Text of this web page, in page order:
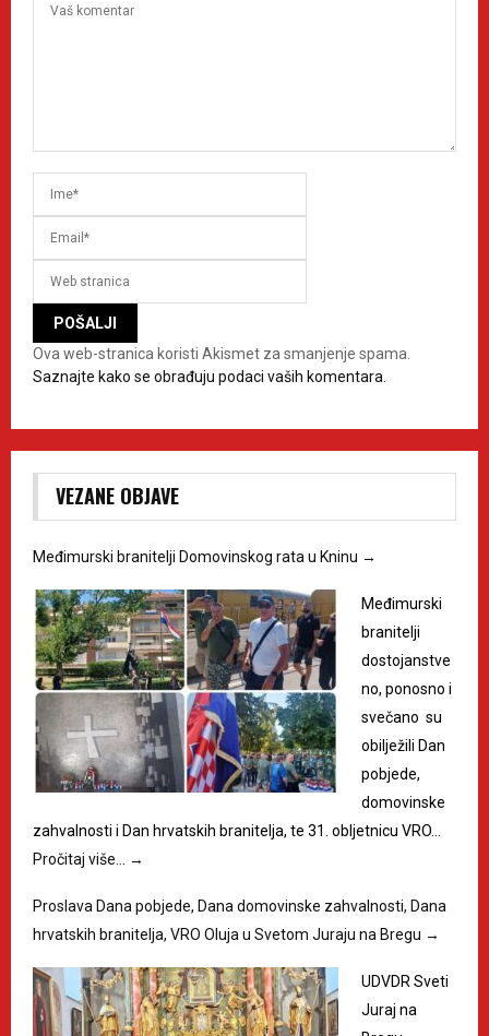
Ova web-stranica koristi Akismet za smanjenje spama.
Saznajte kako se obrađuju podaci vaših komentara.
VEZANE OBJAVE
Međimurski branitelji Domovinskog rata u Kninu →
Međimurski
branitelji
dostojanstve
no, ponosno i
svečano su
obilježili Dan
pobjede,
domovinske
zahvalnosti i Dan hrvatskih branitelja, te 31. obljetnicu VRO…
Pročitaj više…
→
Proslava Dana pobjede, Dana domovinske zahvalnosti, Dana
hrvatskih branitelja, VRO Oluja u Svetom Juraju na Bregu →
UDVDR Sveti
Juraj na